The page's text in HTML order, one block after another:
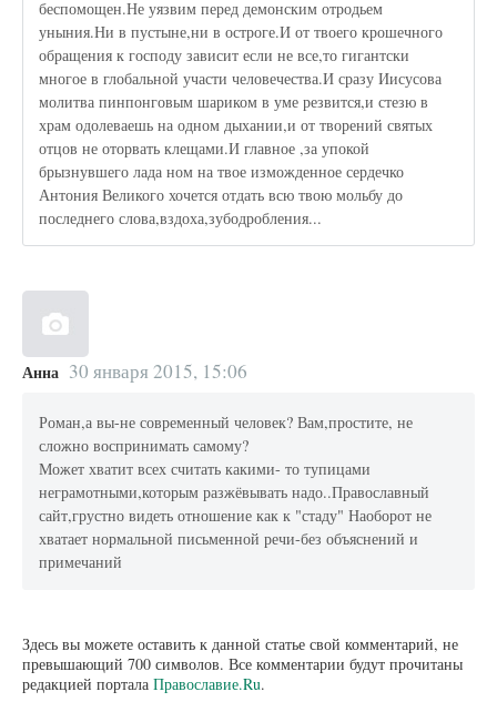
беспомощен.Не уязвим перед демонским отродьем
уныния.Ни в пустыне,ни в остроге.И от твоего крошечного
обращения к господу зависит если не все,то гигантски
многое в глобальной участи человечества.И сразу Иисусова
молитва пинпонговым шариком в уме резвится,и стезю в
храм одолеваешь на одном дыхании,и от творений святых
отцов не оторвать клещами.И главное ,за упокой
брызнувшего лада ном на твое изможденное сердечко
Антония Великого хочется отдать всю твою мольбу до
последнего слова,вздоха,зубодробления...
Анна 30 января 2015, 15:06
Роман,а вы-не современный человек? Вам,простите, не
сложно воспринимать самому?
Может хватит всех считать какими- то тупицами
неграмотными,которым разжёвывать надо..Православный
сайт,грустно видеть отношение как к "стаду" Наоборот не
хватает нормальной письменной речи-без объяснений и
примечаний
Здесь вы можете оставить к данной статье свой комментарий, не
превышающий 700 символов. Все комментарии будут прочитаны
редакцией портала Православие.Ru.